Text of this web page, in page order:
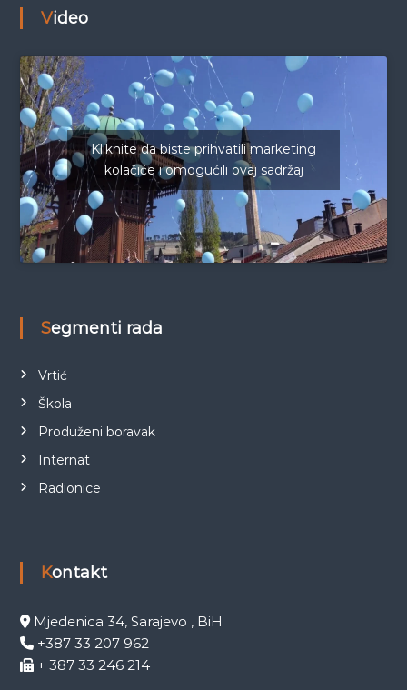
Video
Kliknite da biste prihvatili marketing
kolačiće i omogućili ovaj sadržaj
Segmenti rada
Vrtić
Škola
Produženi boravak
Internat
Radionice
Kontakt
Mjedenica 34, Sarajevo , BiH
+387 33 207 962
+ 387 33 246 214